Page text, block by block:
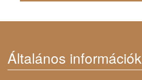
Általános információk